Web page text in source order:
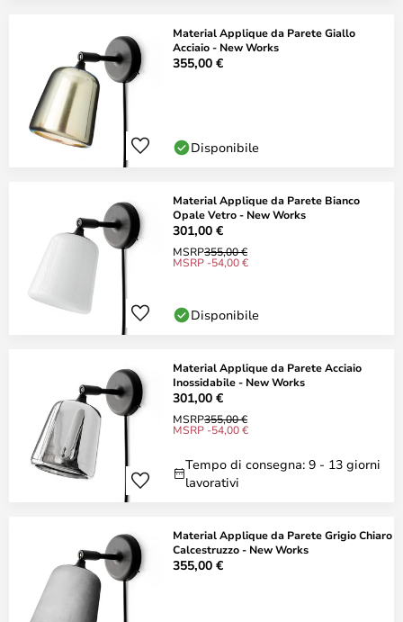
Material Applique da Parete Giallo
Acciaio - New Works
355,00 €
Disponibile
Material Applique da Parete Bianco
Opale Vetro - New Works
301,00 €
MSRP355,00 €
MSRP -54,00 €
Disponibile
Material Applique da Parete Acciaio
Inossidabile - New Works
301,00 €
MSRP355,00 €
MSRP -54,00 €
Tempo di consegna: 9 - 13 giorni
lavorativi
Material Applique da Parete Grigio Chiaro
Calcestruzzo - New Works
355,00 €